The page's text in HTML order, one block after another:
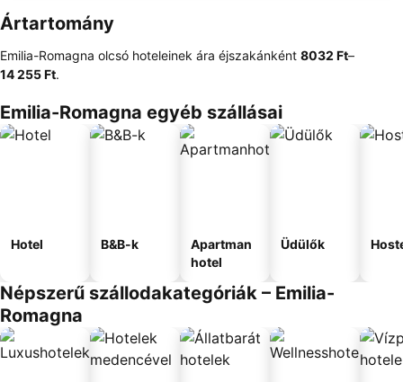
Ártartomány
Emilia-Romagna olcsó hoteleinek ára éjszakánként ‎8032 Ft–
14 255 Ft.
Emilia-Romagna egyéb szállásai
Hotel B&B-k
Apartman
hotel
Üdülők
Népszerű szállodakategóriák – Emilia-
Romagna